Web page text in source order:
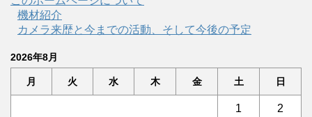
機材紹介
カメラ来歴と今までの活動、そして今後の予定
2026年8月
月 火 水 木 金 土 日
1 2